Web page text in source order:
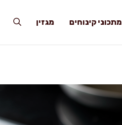
מתכוני קינוחים מגזין